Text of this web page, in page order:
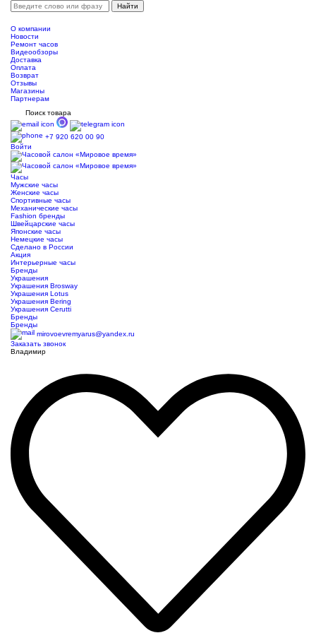
О компании
Новости
Ремонт часов
Видеообзоры
Доставка
Оплата
Возврат
Отзывы
Магазины
Партнерам
Поиск товара
+7 920 620 00 90
Войти
Часы
Мужские часы
Женские часы
Спортивные часы
Механические часы
Fashion бренды
Швейцарские часы
Японские часы
Немецкие часы
Сделано в России
Акция
Интерьерные часы
Бренды
Украшения
Украшения Brosway
Украшения Lotus
Украшения Bering
Украшения Cerutti
Бренды
Бренды
mirovoevremyarus@yandex.ru
Заказать звонок
Владимир